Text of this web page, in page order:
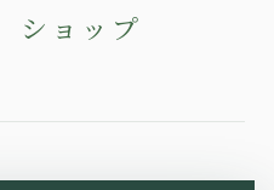
ショップ